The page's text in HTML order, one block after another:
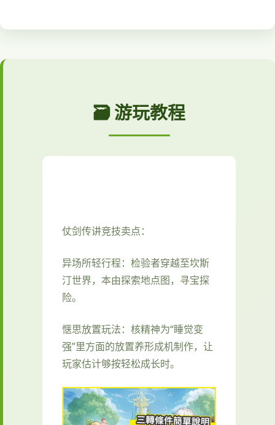
🗃️ 游玩教程
仗剑传讲竞技卖点：
异场所轻行程：检验者穿越至坎斯
汀世界，本由探索地点图，寻宝探
险。
惬思放置玩法：核精神为“睡觉变
强”里方面的放置养形成机制作，让
玩家估计够按轻松成长时。